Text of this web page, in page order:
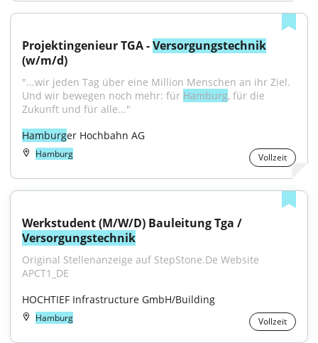
Projektingenieur TGA - Versorgungstechnik
(w/m/d)
"...wir jeden Tag über eine Million Menschen an ihr Ziel.
Und wir bewegen noch mehr: für Hamburg, für die
Zukunft und für alle..."
Hamburger Hochbahn AG
Hamburg Vollzeit
Versorgungstechnik
Original Stellenanzeige auf StepStone.De Website
APCT1_DE
HOCHTIEF Infrastructure GmbH/Building
Hamburg Vollzeit